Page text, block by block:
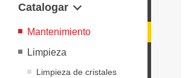
Catalogar
Mantenimiento
Limpieza
Limpieza de cristales